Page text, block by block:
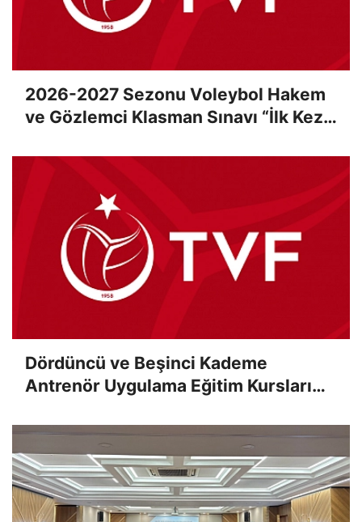
2026-2027 Sezonu Voleybol Hakem
ve Gözlemci Klasman Sınavı “İlk Kez”
Dördüncü ve Beşinci Kademe
Antrenör Uygulama Eğitim Kursları